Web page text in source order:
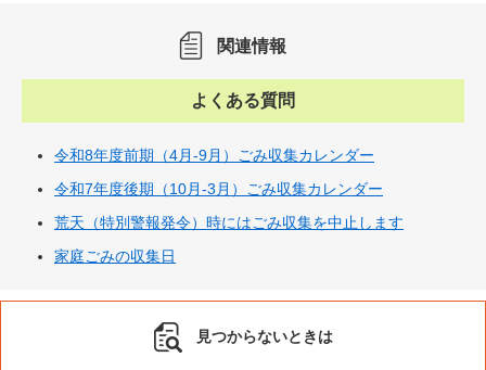
関連情報
よくある質問
令和8年度前期（4月-9月）ごみ収集カレンダー
令和7年度後期（10月-3月）ごみ収集カレンダー
荒天（特別警報発令）時にはごみ収集を中止します
家庭ごみの収集日
見つからないときは